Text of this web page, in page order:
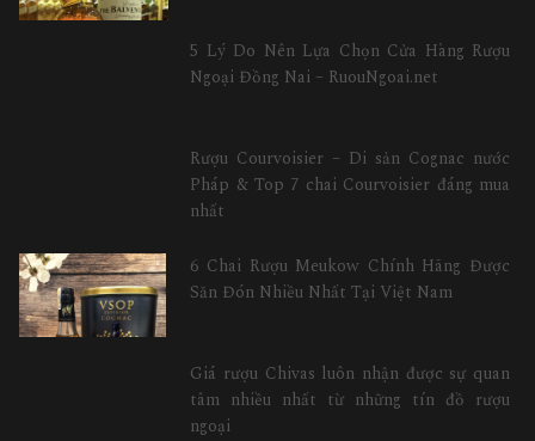
5 Lý Do Nên Lựa Chọn Cửa Hàng Rượu
Ngoại Đồng Nai – RuouNgoai.net
Rượu Courvoisier – Di sản Cognac nước
Pháp & Top 7 chai Courvoisier đáng mua
nhất
6 Chai Rượu Meukow Chính Hãng Được
Săn Đón Nhiều Nhất Tại Việt Nam
Giá rượu Chivas luôn nhận được sự quan
tâm nhiều nhất từ những tín đồ rượu
ngoại